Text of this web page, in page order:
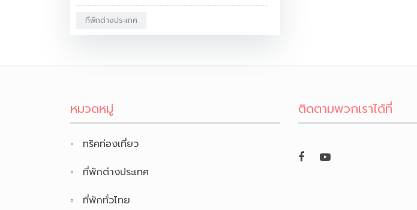
ที่พักต่างประเทศ
หมวดหมู่
ทริคท่องเที่ยว
ที่พักต่างประเทศ
ที่พักทั่วไทย
ติดตามพวกเราได้ที่